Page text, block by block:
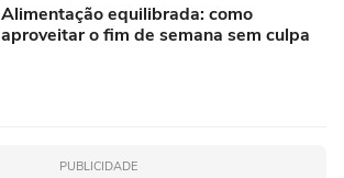
Alimentação equilibrada: como
aproveitar o fim de semana sem culpa
PUBLICIDADE